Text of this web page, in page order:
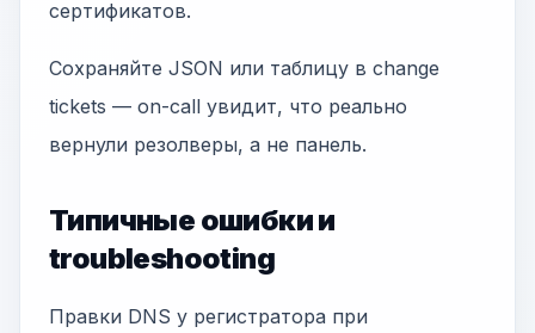
сертификатов.
Сохраняйте JSON или таблицу в change
tickets — on-call увидит, что реально
вернули резолверы, а не панель.
Типичные ошибки и
troubleshooting
Правки DNS у регистратора при